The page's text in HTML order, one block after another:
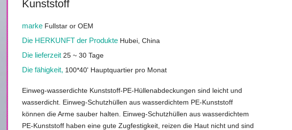
Kunststoff
marke Fullstar or OEM
Die HERKUNFT der Produkte Hubei, China
Die lieferzeit 25 ~ 30 Tage
Die fähigkeit, 100*40' Hauptquartier pro Monat
Einweg-wasserdichte Kunststoff-PE-Hüllenabdeckungen sind leicht und
wasserdicht. Einweg-Schutzhüllen aus wasserdichtem PE-Kunststoff
können die Arme sauber halten. Einweg-Schutzhüllen aus wasserdichtem
PE-Kunststoff haben eine gute Zugfestigkeit, reizen die Haut nicht und sind